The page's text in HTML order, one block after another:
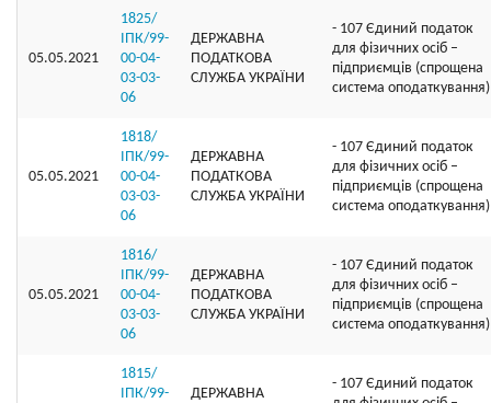
05.05.2021
1825/
ІПК/99-
00-04-
03-03-
06
ДЕРЖАВНА
ПОДАТКОВА
СЛУЖБА УКРАЇНИ
- 107 Єдиний податок
для фізичних осіб –
підприємців (спрощена
система оподаткування)
05.05.2021
1818/
ІПК/99-
00-04-
03-03-
06
ДЕРЖАВНА
ПОДАТКОВА
СЛУЖБА УКРАЇНИ
- 107 Єдиний податок
для фізичних осіб –
підприємців (спрощена
система оподаткування)
05.05.2021
1816/
ІПК/99-
00-04-
03-03-
06
ДЕРЖАВНА
ПОДАТКОВА
СЛУЖБА УКРАЇНИ
- 107 Єдиний податок
для фізичних осіб –
підприємців (спрощена
система оподаткування)
1815/
ІПК/99-
ДЕРЖАВНА
- 107 Єдиний податок